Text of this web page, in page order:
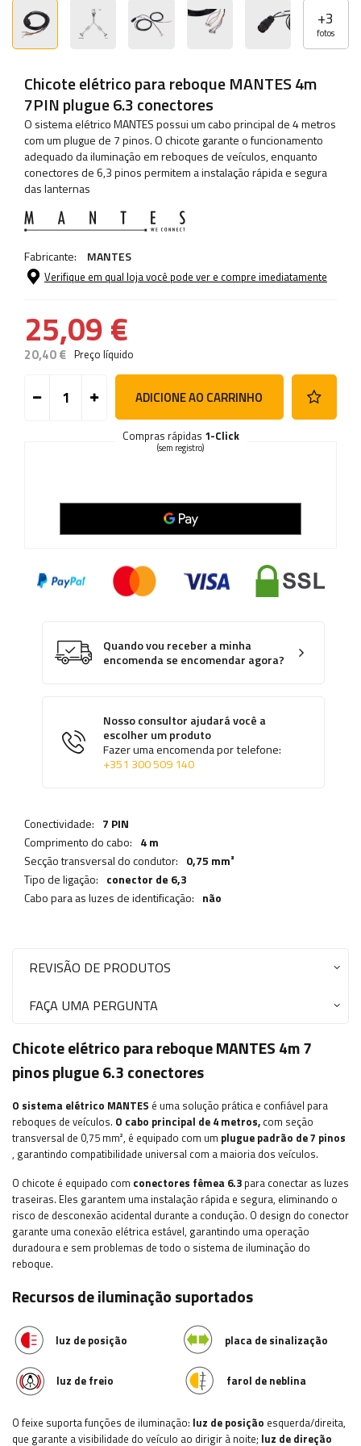
+3
fotos
Chicote elétrico para reboque MANTES 4m
7PIN plugue 6.3 conectores
O sistema elétrico MANTES possui um cabo principal de 4 metros
com um plugue de 7 pinos. O chicote garante o funcionamento
adequado da iluminação em reboques de veículos, enquanto
conectores de 6,3 pinos permitem a instalação rápida e segura
das lanternas
Fabricante: MANTES
Verifique em qual loja você pode ver e compre imediatamente
25,09 €
20,40 € Preço líquido
ADICIONE AO CARRINHO
Compras rápidas 1-Click
(sem registro)
Quando vou receber a minha
encomenda se encomendar agora?
Nosso consultor ajudará você a
escolher um produto
Fazer uma encomenda por telefone:
+351 300 509 140
Conectividade: 7 PIN
Comprimento do cabo: 4 m
Secção transversal do condutor: 0,75 mm²
Tipo de ligação: conector de 6,3
Cabo para as luzes de identificação: não
REVISÃO DE PRODUTOS
FAÇA UMA PERGUNTA
Chicote elétrico para reboque MANTES 4m 7
pinos plugue 6.3 conectores
O sistema elétrico MANTES é uma solução prática e confiável para
reboques de veículos. O cabo principal de 4 metros, com seção
transversal de 0,75 mm², é equipado com um plugue padrão de 7 pinos
, garantindo compatibilidade universal com a maioria dos veículos.
O chicote é equipado com conectores fêmea 6.3 para conectar as luzes
traseiras. Eles garantem uma instalação rápida e segura, eliminando o
risco de desconexão acidental durante a condução. O design do conector
garante uma conexão elétrica estável, garantindo uma operação
duradoura e sem problemas de todo o sistema de iluminação do
reboque.
Recursos de iluminação suportados
luz de posição placa de sinalização
luz de freio farol de neblina
O feixe suporta funções de iluminação: luz de posição esquerda/direita,
que garante a visibilidade do veículo ao dirigir à noite; luz de direção